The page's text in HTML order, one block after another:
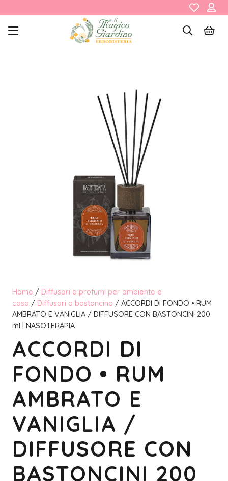
Home / Diffusori e profumi per ambiente e
casa / Diffusori a bastoncino / ACCORDI DI FONDO • RUM
AMBRATO E VANIGLIA / DIFFUSORE CON BASTONCINI 200
ml | NASOTERAPIA
ACCORDI DI
FONDO • RUM
AMBRATO E
VANIGLIA /
DIFFUSORE CON
BASTONCINI 200